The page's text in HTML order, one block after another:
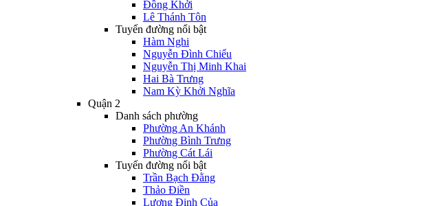
Đồng Khởi
Lê Thánh Tôn
Tuyến đường nổi bật
Hàm Nghi
Nguyễn Đình Chiểu
Nguyễn Thị Minh Khai
Hai Bà Trưng
Nam Kỳ Khởi Nghĩa
Quận 2
Danh sách phường
Phường An Khánh
Phường Bình Trưng
Phường Cát Lái
Tuyến đường nổi bật
Trần Bạch Đằng
Thảo Điền
Lương Định Của